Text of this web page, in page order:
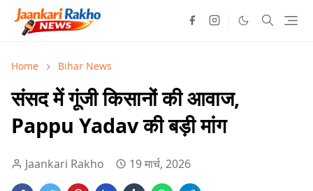
Home Bihar News
संसद में गूंजी किसानों की आवाज,
Pappu Yadav की बड़ी मांग
Jaankari Rakho 19 मार्च, 2026